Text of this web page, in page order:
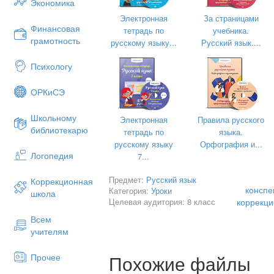
Экономика
Финансовая
грамотность
Психологу
ОРКиСЭ
Школьному
библиотекарю
Логопедия
Коррекционная
школа
Всем
учителям
Прочее
Всем ребятам дан звонок.
Он собрал нас на урок.
Встанем, подравняемся,
С трудностями справимся.
Вспомним правила посадки
Запишем число мы в тетрадки.
Рассказать секреты слова
Я для вас всегда готова.
Но на уроке будь готов
Сам раскрыть секреты слов.
2. Повторение. Проверка домашнего
Мы с вами на уроках продолжаем
образования новых слов.
С помощью кроссворда вспомним из
Ахметгареева И.В.
Электронная
тетрадь по
русскому языку...
За страницами
учебника.
Русский язык....
Электронная
тетрадь по
русскому языку
7...
Правила русского
языка.
Орфография и...
Предмет: Русский язык
Категория:Уроки
Целевая аудитория: 8 класс
Похожие файлы